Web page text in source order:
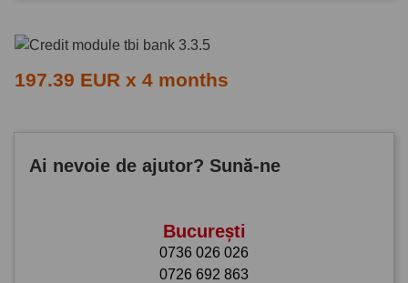
197.39 EUR x 4 months
Ai nevoie de ajutor? Sună-ne
București
0736 026 026
0726 692 863